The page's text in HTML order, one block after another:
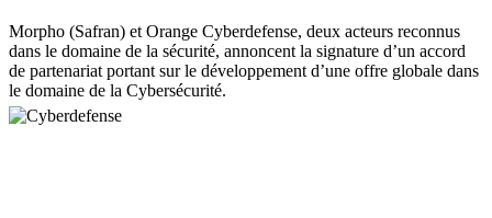
Morpho (Safran) et Orange Cyberdefense, deux acteurs reconnus
dans le domaine de la sécurité, annoncent la signature d’un accord
de partenariat portant sur le développement d’une offre globale dans
le domaine de la Cybersécurité.